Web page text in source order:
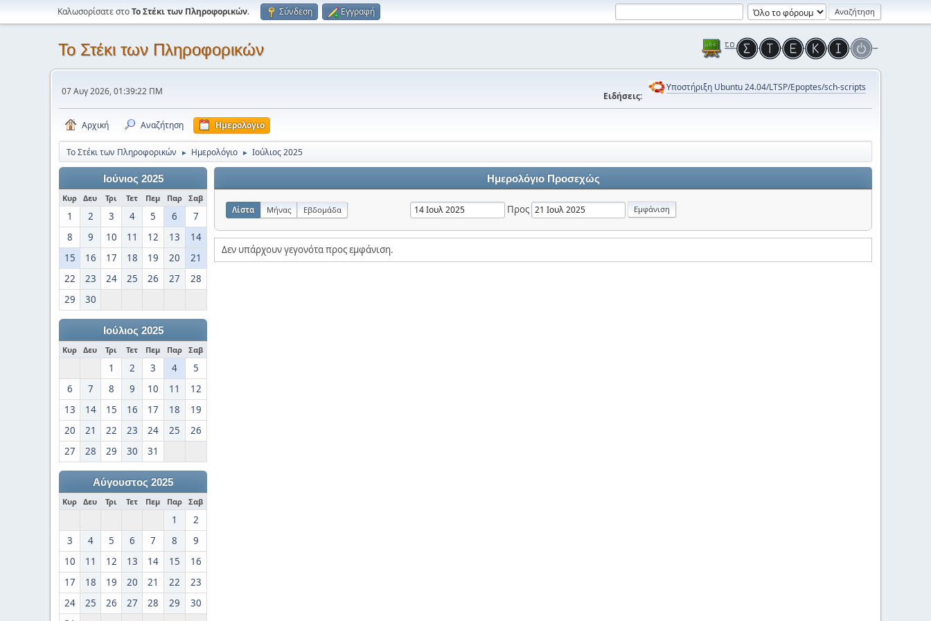
Καλωσορίσατε στοΤο Στέκι των Πληροφορικών. Σύνδεση Εγγραφή
Το Στέκι των Πληροφορικών
07 Αυγ 2026, 01:39:22 ΠΜ Ειδήσεις:
Υποστήριξη Ubuntu 24.04/LTSP/Epoptes/sch-scripts
Αρχική Αναζήτηση Ημερολόγιο
Το Στέκι των Πληροφορικών ► Ημερολόγιο ► Ιούλιος 2025
Ιούνιος 2025
Κυρ Δευ Τρι Τετ Πεμ Παρ Σαβ
1 2 3 4 5 6
7
8
9 10 11 12 13
14
15
16 17 18 19 20
21
22
23 24 25 26 27
28
29
30
Ιούλιος 2025
Κυρ Δευ Τρι Τετ Πεμ Παρ Σαβ
1 2 3 4
5
6
7 8 9 10 11
12
13
14 15 16 17 18
19
20
21 22 23 24 25
26
27
28 29 30 31
Αύγουστος 2025
Κυρ Δευ Τρι Τετ Πεμ Παρ Σαβ
1
2
3
4 5 6 7 8
9
10
11 12 13 14 15
16
17
18 19 20 21 22
23
24
25 26 27 28 29
30
Ημερολόγιο Προσεχώς
Λίστα Μήνας Εβδομάδα Προς
Δεν υπάρχουν γεγονότα προς εμφάνιση.